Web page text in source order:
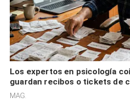
Los expertos en psicología
guardan recibos o tickets de
son acumuladores, sino que
MAG.